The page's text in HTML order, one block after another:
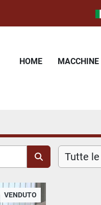
HOME
Tutte
VENDUTO